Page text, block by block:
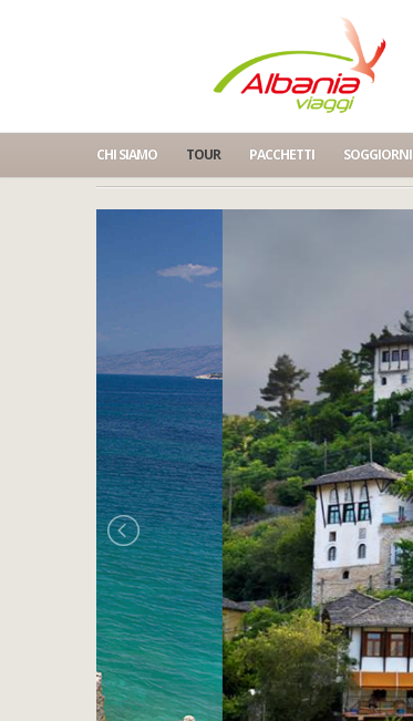
CHI SIAMO TOUR PACCHETTI SOGGIORNI
Home * Albania Costa del Sud Settembre 2024